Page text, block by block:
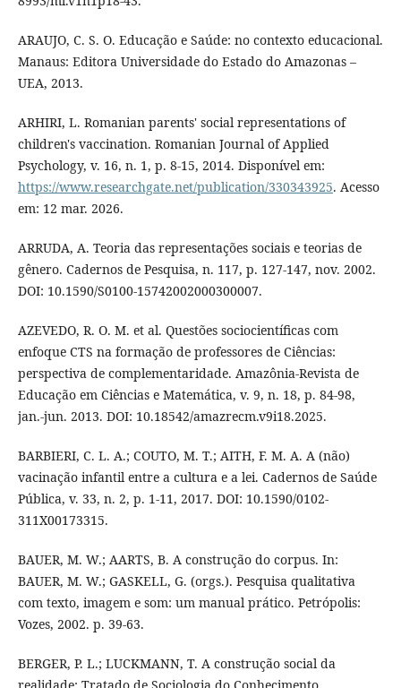
ARAUJO, C. S. O. Educação e Saúde: no contexto educacional.
Manaus: Editora Universidade do Estado do Amazonas –
UEA, 2013.
ARHIRI, L. Romanian parents' social representations of
children's vaccination. Romanian Journal of Applied
Psychology, v. 16, n. 1, p. 8-15, 2014. Disponível em:
https://www.researchgate.net/publication/330343925. Acesso
em: 12 mar. 2026.
ARRUDA, A. Teoria das representações sociais e teorias de
gênero. Cadernos de Pesquisa, n. 117, p. 127-147, nov. 2002.
DOI: 10.1590/S0100-15742002000300007.
AZEVEDO, R. O. M. et al. Questões sociocientíficas com
enfoque CTS na formação de professores de Ciências:
perspectiva de complementaridade. Amazônia-Revista de
Educação em Ciências e Matemática, v. 9, n. 18, p. 84-98,
jan.-jun. 2013. DOI: 10.18542/amazrecm.v9i18.2025.
BARBIERI, C. L. A.; COUTO, M. T.; AITH, F. M. A. A (não)
vacinação infantil entre a cultura e a lei. Cadernos de Saúde
Pública, v. 33, n. 2, p. 1-11, 2017. DOI: 10.1590/0102-
311X00173315.
BAUER, M. W.; AARTS, B. A construção do corpus. In:
BAUER, M. W.; GASKELL, G. (orgs.). Pesquisa qualitativa
com texto, imagem e som: um manual prático. Petrópolis:
Vozes, 2002. p. 39-63.
BERGER, P. L.; LUCKMANN, T. A construção social da